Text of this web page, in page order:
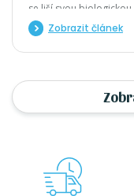
se liší svou
Jednou zZobrazit článek